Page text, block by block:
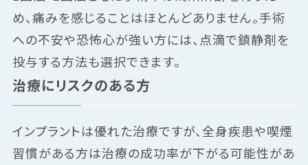
め、痛みを感じることはほとんどありません。手術
への不安や恐怖心が強い方には、点滴で鎮静剤を
投与する方法も選択できます。
治療にリスクのある方
インプラントは優れた治療ですが、全身疾患や喫煙
習慣がある方は治療の成功率が下がる可能性があ